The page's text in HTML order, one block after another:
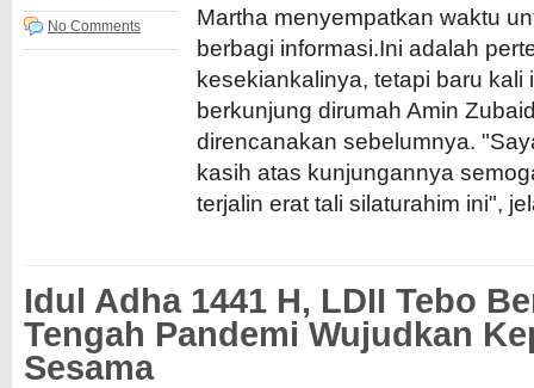
No Comments
Martha menyempatkan waktu
berbagi informasi.Ini adalah
kesekiankalinya, tetapi baru kali
berkunjung dirumah Amin
direncanakan sebelumnya.
kasih atas kunjungannya
terjalin erat tali silaturahim ini",
Idul Adha 1441 H, LDII Tebo
Tengah Pandemi Wujudkan
Sesama